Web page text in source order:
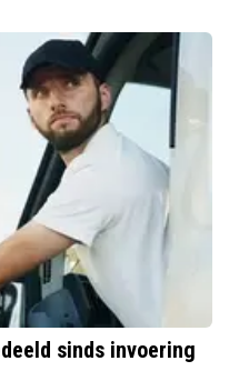
sinds invoering